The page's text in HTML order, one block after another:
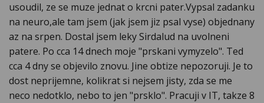
usoudil, ze se muze jednat o krcni pater.Vypsal zadanku
na neuro,ale tam jsem (jak jsem jiz psal vyse) objednany
az na srpen. Dostal jsem leky Sirdalud na uvolneni
patere. Po cca 14 dnech moje "prskani vymyzelo". Ted
cca 4 dny se objevilo znovu. Jine obtize nepozoruji. Je to
dost neprijemne, kolikrat si nejsem jisty, zda se me
neco nedotklo, nebo to jen "prsklo". Pracuji v IT, takze 8